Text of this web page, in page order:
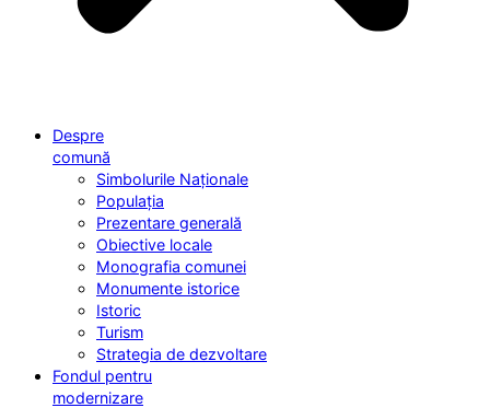
Despre
comună
Simbolurile Naționale
Populația
Prezentare generală
Obiective locale
Monografia comunei
Monumente istorice
Istoric
Turism
Strategia de dezvoltare
Fondul pentru
modernizare